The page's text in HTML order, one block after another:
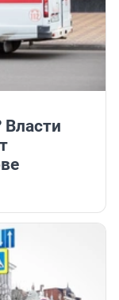
Власти